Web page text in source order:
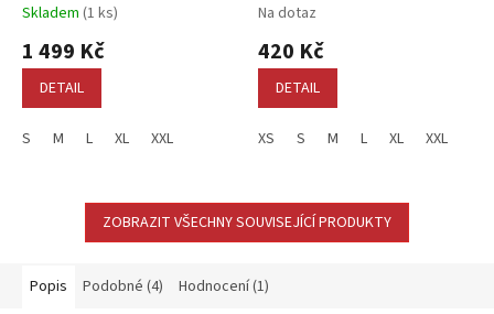
Skladem (1 ks)
1 499 Kč
DETAIL
S M L XL XXL
Na dotaz
420 Kč
DETAIL
XS S M L XL XXL
ZOBRAZIT VŠECHNY SOUVISEJÍCÍ PRODUKTY
Popis Podobné (4) Hodnocení (1)